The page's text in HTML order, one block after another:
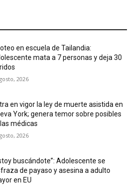
en escuela de Tailandia:
mata a 7 personas y deja 30
2026
en vigor la ley de muerte asistida en
York; genera temor sobre posibles
médicas
2026
buscándote”: Adolescente se
de payaso y asesina a adulto
en EU